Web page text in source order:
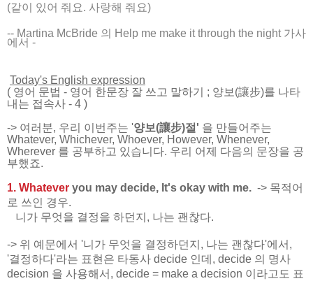
(같이 있어 줘요. 사랑해 줘요)
-- Martina McBride 의 Help me make it through the night 가사
에서 -
Today's English expression
( 영어 문법 - 영어 한문장 잘 쓰고 말하기
; 양보(讓步)를 나타
내는 접속사 - 4 )
-> 여러분, 우리 이번주는 '양보(讓步)절' 을 만들어주는
Whatever, Whichever, Whoever, However, Whenever,
Wherever 를 공부하고 있습니다. 우리 어제 다음의 문장을 공
부했죠.
1. Whatever you may decide, It's okay with me. -> 목적어
로 쓰인 경우.
니가 무엇을 결정을 하던지, 나는 괜찮다.
-> 위 예문에서 '니가 무엇을 결정하던지, 나는 괜찮다'에서,
'결정하다'라는 표현은 타동사 decide 인데, decide 의 명사
decision 을 사용해서, decide = make a decision 이라고도 표